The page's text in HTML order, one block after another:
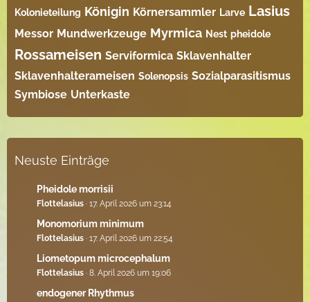
Kolonieteilung Königin Körnersammler Larve Lasius
Messor Mundwerkzeuge Myrmica Nest pheidole
Rossameisen Serviformica Sklavenhalter
Sklavenhalterameisen Solenopsis Sozialparasitismus
Symbiose Unterkaste
Neuste Einträge
Pheidole morrisii
Flottelasius 17. April 2026 um 23:14
Monomorium minimum
Flottelasius 17. April 2026 um 22:54
Liometopum microcephalum
Flottelasius 8. April 2026 um 19:06
endogener Rhythmus